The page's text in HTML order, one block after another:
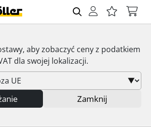
aby zobaczyć ceny z podatkiem
dla swojej lokalizacji.
Zamknij